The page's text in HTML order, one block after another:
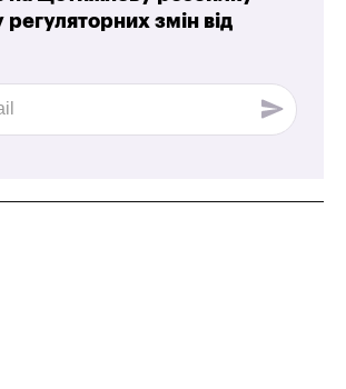
змін від